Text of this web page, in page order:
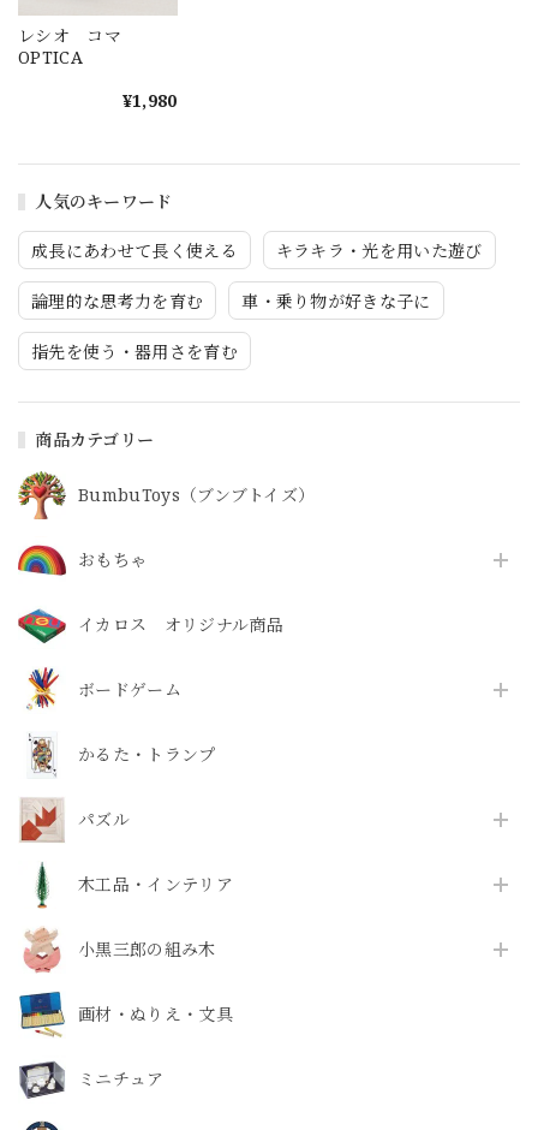
人気のキーワード
成長にあわせて長く使える キラキラ・光を用いた遊び
論理的な思考力を育む 車・乗り物が好きな子に
指先を使う・器用さを育む
商品カテゴリー
BumbuToys（ブンブトイズ）
おもちゃ
イカロス オリジナル商品
ボードゲーム
かるた・トランプ
パズル
木工品・インテリア
小黒三郎の組み木
画材・ぬりえ・文具
ミニチュア
レシオ コマ
OPTICA
¥1,980